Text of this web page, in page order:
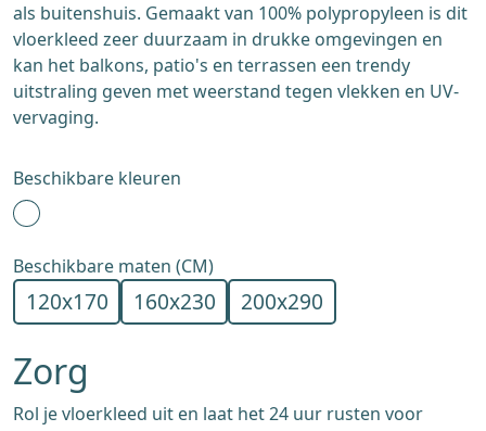
als buitenshuis. Gemaakt van 100% polypropyleen is dit
vloerkleed zeer duurzaam in drukke omgevingen en
kan het balkons, patio's en terrassen een trendy
uitstraling geven met weerstand tegen vlekken en UV-
vervaging.
Beschikbare kleuren
Beschikbare maten (CM)
120x170 160x230 200x290
Zorg
Rol je vloerkleed uit en laat het 24 uur rusten voor